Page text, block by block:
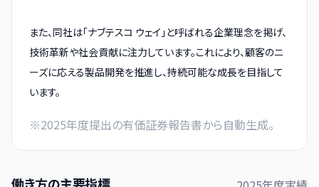
また、同社は「ナブテスコ ウェイ」と呼ばれる企業理念を掲げ、
技術革新や社会貢献に注力しています。これにより、顧客のニ
ーズに応える製品開発を推進し、持続可能な成長を目指して
います。
※2025年度提出の有価証券報告書から自動生成。